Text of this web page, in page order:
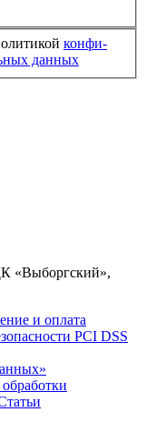
конфи­
данных
«Выборгский»,
и оплата
PCI DSS